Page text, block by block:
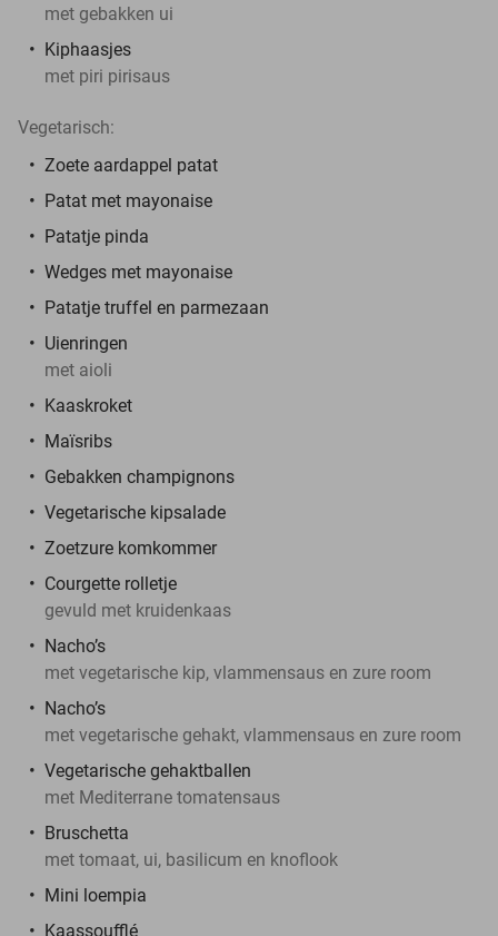
met gebakken ui
Kiphaasjes
met piri pirisaus
Vegetarisch:
Zoete aardappel patat
Patat met mayonaise
Patatje pinda
Wedges met mayonaise
Patatje truffel en parmezaan
Uienringen
met aioli
Kaaskroket
Maïsribs
Gebakken champignons
Vegetarische kipsalade
Zoetzure komkommer
Courgette rolletje
gevuld met kruidenkaas
Nacho’s
met vegetarische kip, vlammensaus en zure room
Nacho’s
met vegetarische gehakt, vlammensaus en zure room
Vegetarische gehaktballen
met Mediterrane tomatensaus
Bruschetta
met tomaat, ui, basilicum en knoflook
Mini loempia
Kaassoufflé